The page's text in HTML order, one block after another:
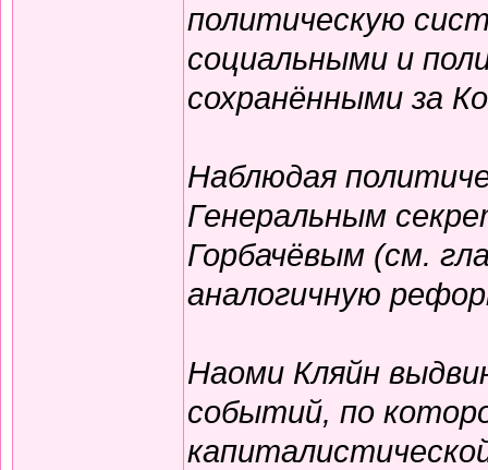
политическую
социальными и
сохранёнными за
Наблюдая
Генеральным
Горбачёвым (см.
аналогичную
Наоми Кляйн
событий, по